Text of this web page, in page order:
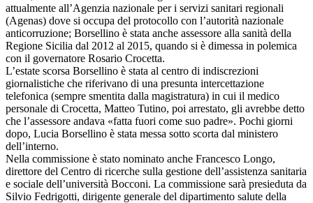
attualmente all’Agenzia nazionale per i servizi sanitari regionali
(Agenas) dove si occupa del protocollo con l’autorità nazionale
anticorruzione; Borsellino è stata anche assessore alla sanità della
Regione Sicilia dal 2012 al 2015, quando si è dimessa in polemica
con il governatore Rosario Crocetta.
L’estate scorsa Borsellino è stata al centro di indiscrezioni
giornalistiche che riferivano di una presunta intercettazione
telefonica (sempre smentita dalla magistratura) in cui il medico
personale di Crocetta, Matteo Tutino, poi arrestato, gli avrebbe detto
che l’assessore andava «fatta fuori come suo padre». Pochi giorni
dopo, Lucia Borsellino è stata messa sotto scorta dal ministero
dell’interno.
Nella commissione è stato nominato anche Francesco Longo,
direttore del Centro di ricerche sulla gestione dell’assistenza sanitaria
e sociale dell’università Bocconi. La commissione sarà presieduta da
Silvio Fedrigotti, dirigente generale del dipartimento salute della